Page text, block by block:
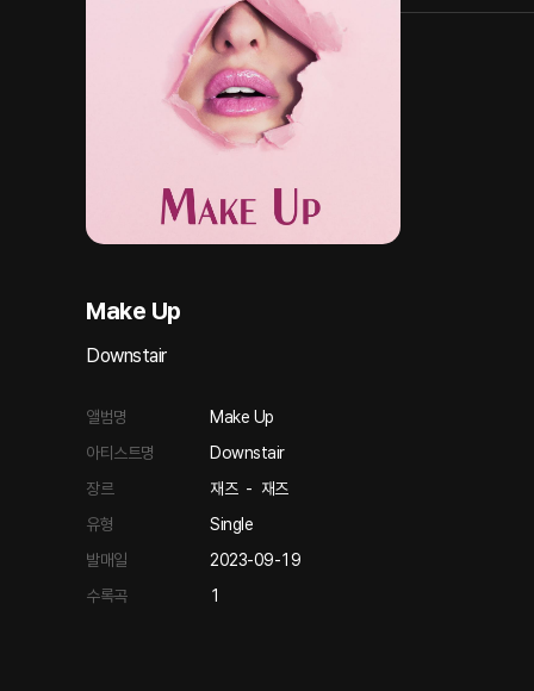
Make Up
Downstair
앨범명
Make Up
아티스트명
Downstair
장르
재즈- 재즈
유형
Single
발매일
2023-09-19
수록곡
1